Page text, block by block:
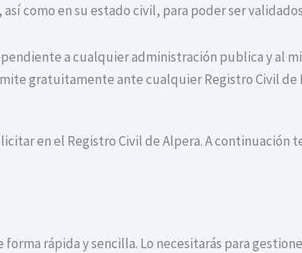
como en su estado civil, para poder ser
a cualquier administración publica y al
gratuitamente ante cualquier Registro Civil de
en el Registro Civil de Alpera. A continuación
forma rápida y sencilla. Lo necesitarás para